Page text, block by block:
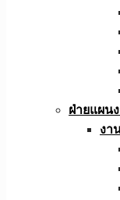
ฝ่ายแผน
งา